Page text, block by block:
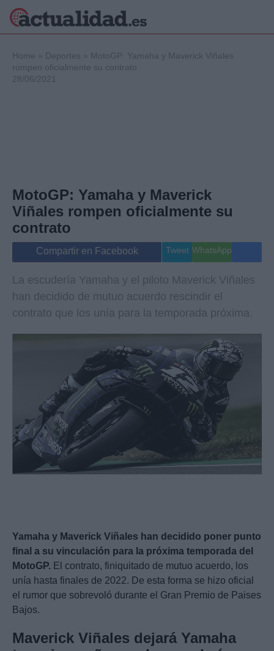
Internacional
Viajes
Gente
Musica
Home » Deportes » MotoGP: Yamaha y Maverick Viñales
rompen oficialmente su contrato
28/06/2021
MotoGP: Yamaha y Maverick
Viñales rompen oficialmente su
contrato
Compartir en Facebook Tweet WhatsApp
La escudería Yamaha y el piloto Maverick Viñales
han decidido de mutuo acuerdo rescindir el
contrato que los unía para la temporada próxima.
Yamaha y Maverick Viñales han decidido poner punto
final a su vinculación para la próxima temporada del
MotoGP. El contrato, finiquitado de mutuo acuerdo, los
unía hasta finales de 2022. De esta forma se hizo oficial
el rumor que sobrevoló durante el Gran Premio de Paises
Bajos.
Maverick Viñales dejará Yamaha